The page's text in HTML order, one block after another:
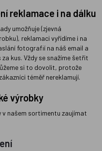
reklamace i na dálku
umožňuje (zjevná
reklamaci vyřídíme i na
fotografií na náš email a
za kus. Vždy se snažíme šetřit
si to dovolit, protože
téměř nereklamují.
výrobky
v našem sortimentu zaujímat